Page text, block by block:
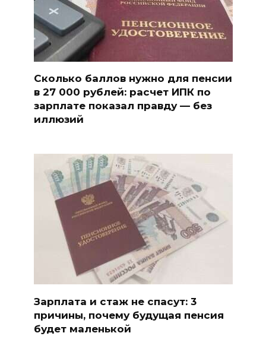
Сколько баллов нужно для пенсии
в 27 000 рублей: расчет ИПК по
зарплате показал правду — без
иллюзий
Зарплата и стаж не спасут: 3
причины, почему будущая пенсия
будет маленькой